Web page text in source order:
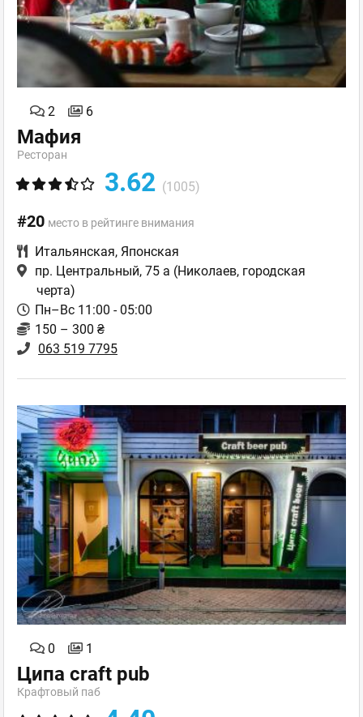
2 6
Мафия
Ресторан
3.62 (1005)
#20 место в рейтинге внимания
Итальянская, Японская
пр. Центральный, 75 а (Николаев, городская
черта)
Пн–Вс 11:00 - 05:00
150 – 300 ₴
063 519 7795
0 1
Ципа craft pub
Крафтовый паб